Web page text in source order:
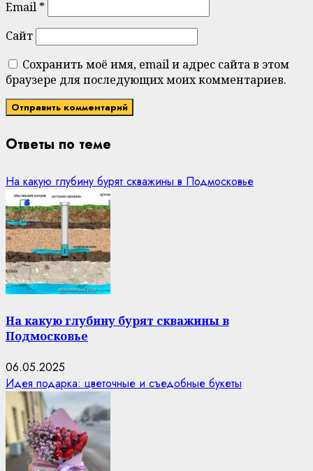
Email *
Сайт
Сохранить моё имя, email и адрес сайта в этом
браузере для последующих моих комментариев.
Ответы по теме
На какую глубину бурят скважины в Подмосковье
На какую глубину бурят скважины в
Подмосковье
06.05.2025
Идея подарка: цветочные и съедобные букеты